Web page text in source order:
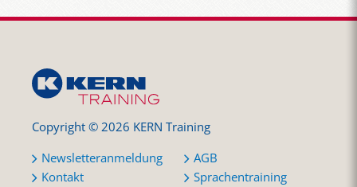
Copyright © 2026 KERN Training
Newsletteranmeldung
Kontakt
AGB
Sprachentraining